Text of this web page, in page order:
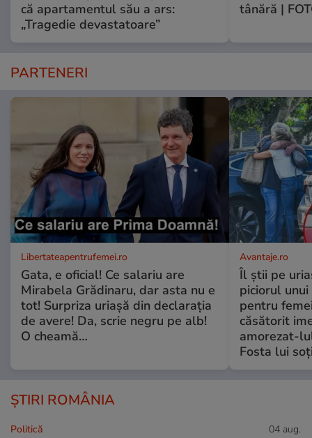
că apartamentul său a ars:
„Tragedie devastatoare”
tânără |
PARTENERI
Libertateapentrufemei.ro
Gata, e oficial! Ce salariu are
Mirabela Grădinaru, dar asta nu e
tot! Surpriza uriașă din declarația
de avere! Da, scrie negru pe alb!
O cheamă…
Avantaje.ro
Îl știi pe
piciorul
pentru
căsătorit
amorezat-
Fosta lui
ȘTIRI ROMÂNIA
Politică 04 aug.